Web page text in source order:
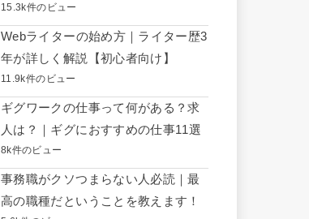
15.3k件のビュー
Webライターの始め方｜ライター歴3
年が詳しく解説【初心者向け】
11.9k件のビュー
ギグワークの仕事って何がある？求
人は？｜ギグにおすすめの仕事11選
8k件のビュー
事務職がクソつまらない人必読｜最
高の職種だということを教えます！